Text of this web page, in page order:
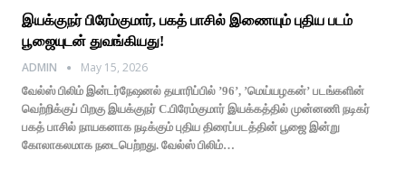
இயக்குநர் பிரேம்குமார், பகத் பாசில் இணையும் புதிய படம்
பூஜையுடன் துவங்கியது!
ADMIN
May 15, 2026
வேல்ஸ் பிலிம் இன்டர்நேஷனல் தயாரிப்பில் ’96’, ’மெய்யழகன்’ படங்களின்
வெற்றிக்குப் பிறகு இயக்குநர் C.பிரேம்குமார் இயக்கத்தில் முன்னணி நடிகர்
பகத் பாசில் நாயகனாக நடிக்கும் புதிய திரைப்படத்தின் பூஜை இன்று
கோலாகலமாக நடைபெற்றது. வேல்ஸ் பிலிம்…